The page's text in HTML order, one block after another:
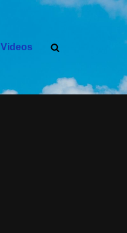
Videos